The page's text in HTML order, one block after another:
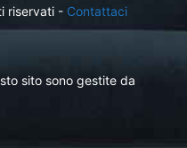
riservati - Contattaci
sito sono gestite da